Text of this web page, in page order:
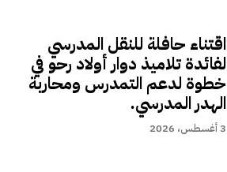
اقتناء حافلة للنقل المدرسي
لفائدة تلاميذ دوار أولاد رحو في
خطوة لدعم التمدرس ومحاربة
الهدر المدرسي.
3 أغسطس، 2026